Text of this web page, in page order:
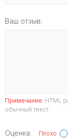
Ваш отзыв:
Примечание: HTML
обычный текст.
Оценка: Плохо